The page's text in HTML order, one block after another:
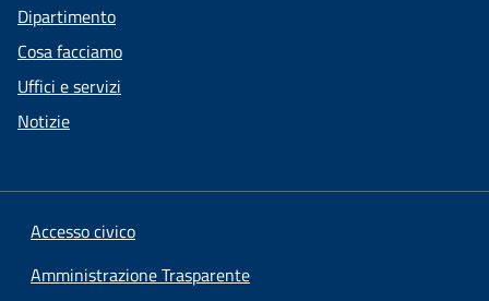
Dipartimento
Cosa facciamo
Uffici e servizi
Notizie
Accesso civico
Amministrazione Trasparente